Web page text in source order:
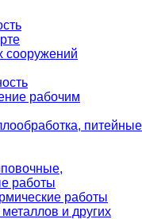
сооружений
рабочим
питейные
работы
работы
и других